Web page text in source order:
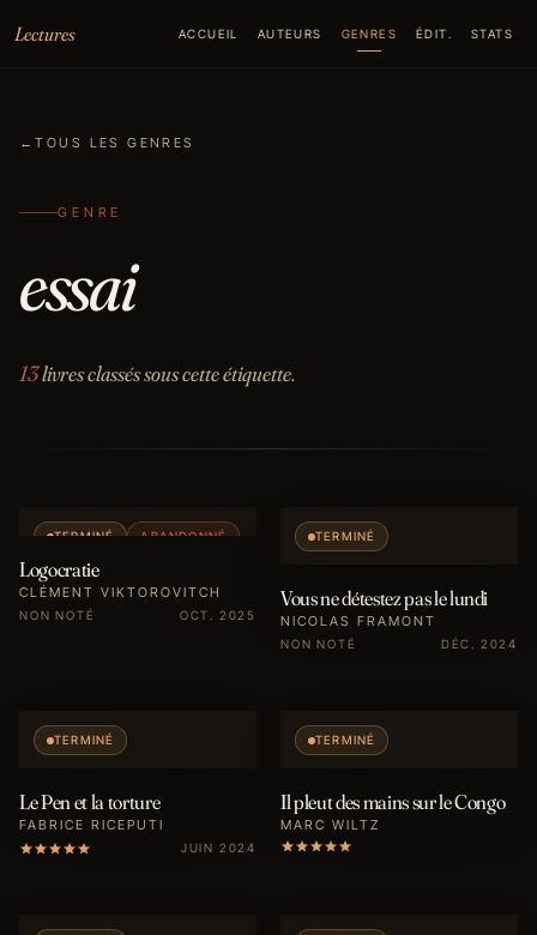
Lectures
ACCUEIL AUTEURS GENRES ÉDIT. STATS
←TOUS LES GENRES
GENRE
essai
13livres classés sous cette étiquette.
TERMINÉ ABANDONNÉ
Logocratie
CLÉMENT VIKTOROVITCH
NON NOTÉ OCT. 2025
TERMINÉ
Vous ne détestez pas le lundi
NICOLAS FRAMONT
NON NOTÉ DÉC. 2024
TERMINÉ
Le Pen et la torture
FABRICE RICEPUTI
JUIN 2024
TERMINÉ
Il pleut des mains sur le Congo
MARC WILTZ